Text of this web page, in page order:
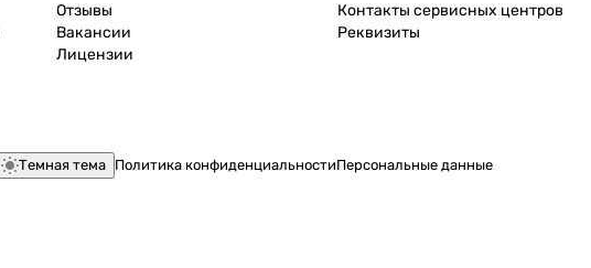
Отзывы
Вакансии
Лицензии
Контакты сервисных центров
Реквизиты
Темная тема Политика конфиденциальностиПерсональные данные